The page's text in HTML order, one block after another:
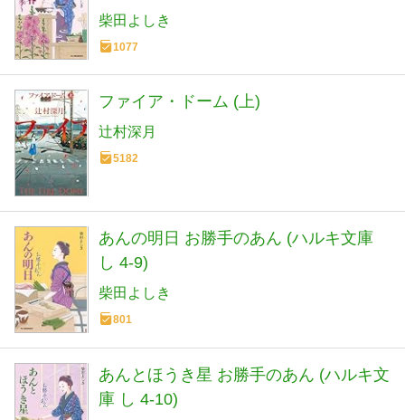
柴田よしき
1077
ファイア・ドーム (上)
辻村深月
5182
あんの明日 お勝手のあん (ハルキ文庫
し 4-9)
柴田よしき
801
あんとほうき星 お勝手のあん (ハルキ文
庫 し 4-10)